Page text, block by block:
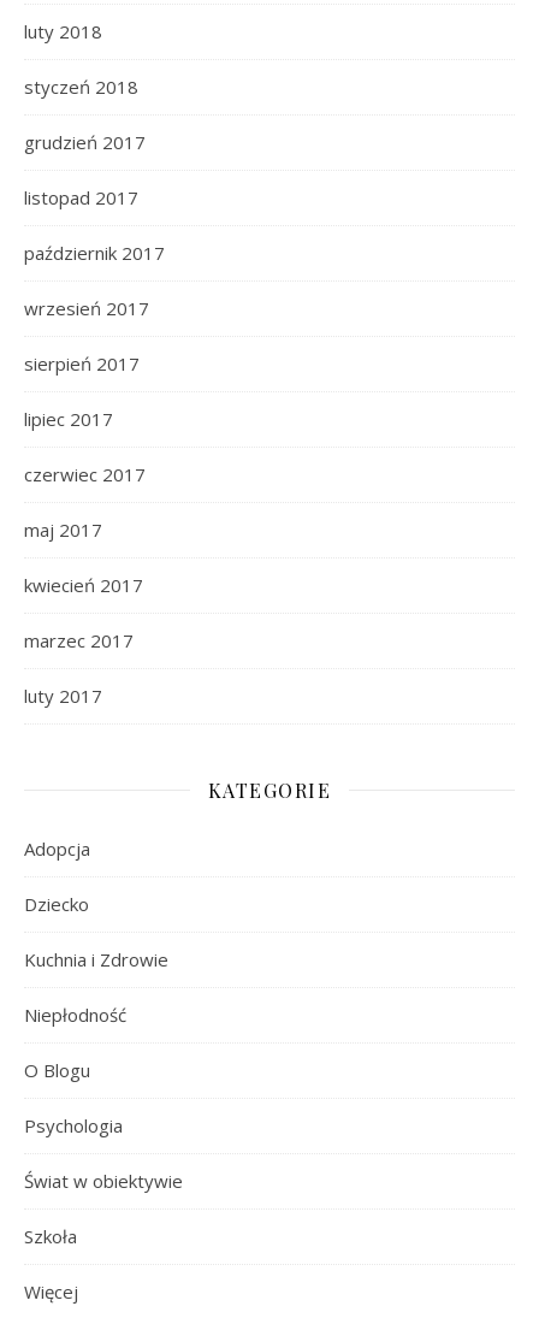
luty 2018
styczeń 2018
grudzień 2017
listopad 2017
październik 2017
wrzesień 2017
sierpień 2017
lipiec 2017
czerwiec 2017
maj 2017
kwiecień 2017
marzec 2017
luty 2017
KATEGORIE
Adopcja
Dziecko
Kuchnia i Zdrowie
Niepłodność
O Blogu
Psychologia
Świat w obiektywie
Szkoła
Więcej